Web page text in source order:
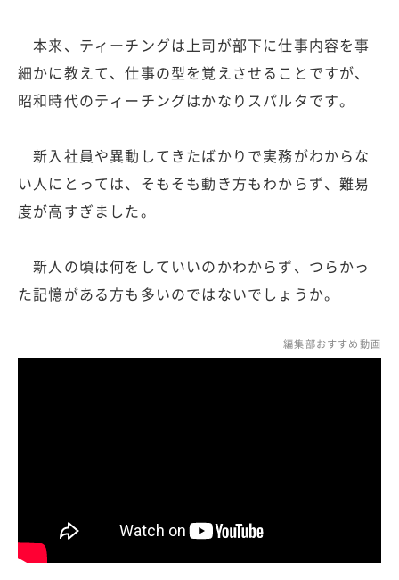
本来、ティーチングは上司が部下に仕事内容を事
細かに教えて、仕事の型を覚えさせることですが、
昭和時代のティーチングはかなりスパルタです。
新入社員や異動してきたばかりで実務がわからな
い人にとっては、そもそも動き方もわからず、難易
度が高すぎました。
新人の頃は何をしていいのかわからず、つらかっ
た記憶がある方も多いのではないでしょうか。
編集部おすすめ動画